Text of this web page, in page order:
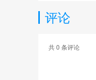
评论
共0 条评论